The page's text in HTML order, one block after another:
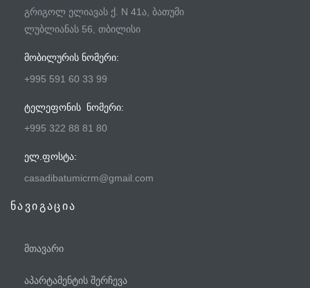
გრიგოლ ელიავას ქ. N 41ა, ბათუმი
ლუბლიანას 56, თბილისი
ᲛᲝᲑᲘᲚᲣᲠᲘᲡ ᲜᲝᲛᲔᲠᲘ:
+995 591 60 33 99
ᲢᲔᲚᲔᲤᲝᲜᲘᲡ ᲜᲝᲛᲔᲠᲘ:
+995 322 88 81 80
ᲔᲚ.ᲤᲝᲡᲢᲐ:
casadibatumicrm@gmail.com
ნავიგაცია
მთავარი
აპარტამენტის შერჩევა